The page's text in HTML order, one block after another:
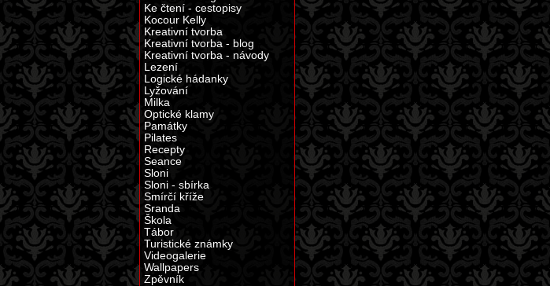
Ke čtení - cestopisy
Kocour Kelly
Kreativní tvorba
Kreativní tvorba - blog
Kreativní tvorba - návody
Lezení
Logické hádanky
Lyžování
Milka
Optické klamy
Památky
Pilates
Recepty
Seance
Sloni
Sloni - sbírka
Smírčí kříže
Sranda
Škola
Tábor
Turistické známky
Videogalerie
Wallpapers
Zpěvník